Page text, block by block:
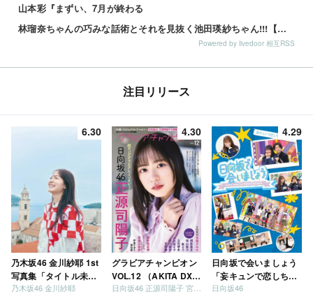
山本彩『まずい、7月が終わる
林瑠奈ちゃんの巧みな話術とそれを見抜く池田瑛紗ちゃん!!!【乃木坂46】
Powered by livedoor 相互RSS
注目リリース
6.30
乃木坂46 金川紗耶 1st
写真集「タイトル未
定」
乃木坂46 金川紗耶
4.30
グラビアチャンピオン
VOL.12 （AKITA DXシ
リーズ）
日向坂46 正源司陽子 宮地すみれ
4.29
日向坂で会いましょう
「妄キュンで恋しちゃ
いましょう」「どっち
日向坂46